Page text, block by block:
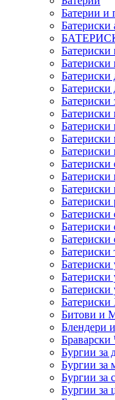
Батерии и
Батериски
Батериски
Батериски
Батериски
Батериски
Батериски
Батериски
Батериски
Батериски
Батериски
Батериски
Батериски
Батериски
Батериски
Батериски
Батериски
Битови и
Блендери
Браварски
Бургии за
Бургии за
Бургии за
Бургии за